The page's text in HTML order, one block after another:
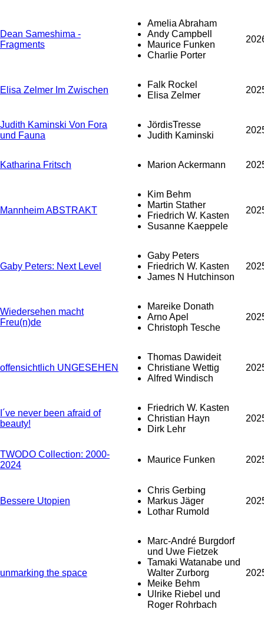
Dean Sameshima -
Fragments
Amelia Abraham
Andy Campbell
Maurice Funken
Charlie Porter
Elisa Zelmer Im Zwischen
Falk Rockel
Elisa Zelmer
Judith Kaminski Von Fora
und Fauna
JördisTresse
Judith Kaminski
Katharina Fritsch Marion Ackermann
Mannheim ABSTRAKT
Kim Behm
Martin Stather
Friedrich W. Kasten
Susanne Kaeppele
Gaby Peters: Next Level
Gaby Peters
Friedrich W. Kasten
James N Hutchinson
Wiedersehen macht
Freu(n)de
Mareike Donath
Arno Apel
Christoph Tesche
offensichtlich UNGESEHEN
Thomas Dawideit
Christiane Wettig
Alfred Windisch
I´ve never been afraid of
beauty!
Friedrich W. Kasten
Christian Hayn
Dirk Lehr
TWODO Collection: 2000-
2024
Maurice Funken
Bessere Utopien
Chris Gerbing
Markus Jäger
Lothar Rumold
unmarking the space
Marc-André Burgdorf
und Uwe Fietzek
Tamaki Watanabe und
Walter Zurborg
Meike Behm
Ulrike Riebel und
Roger Rohrbach